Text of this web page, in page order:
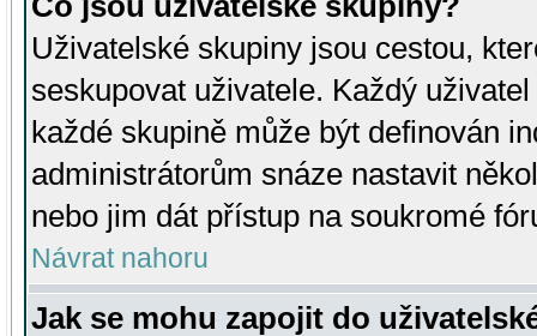
Uživatelské skupiny jsou cestou,
seskupovat uživatele. Každý
každé skupině může být definován
administrátorům snáze nastavit
nebo jim dát přístup na soukromé
Návrat nahoru
Jak se mohu zapojit do